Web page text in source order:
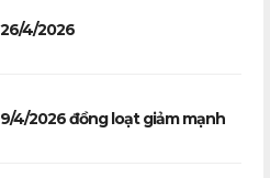
4/2026
4/2026 đồng loạt giảm mạnh